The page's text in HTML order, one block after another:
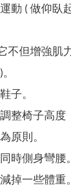
動 ( 做仰臥
不但增強肌
子。
整椅子高度
原則。
時側身彎腰。
掉一些體重。